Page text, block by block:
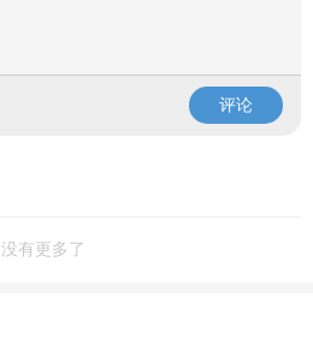
评论
没有更多了